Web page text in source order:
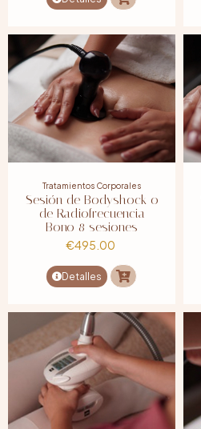
Tratamientos Corporales
Sesión de Bodyshock o
de Radiofrecuencia
Bono 8 sesiones
€495.00
Detalles